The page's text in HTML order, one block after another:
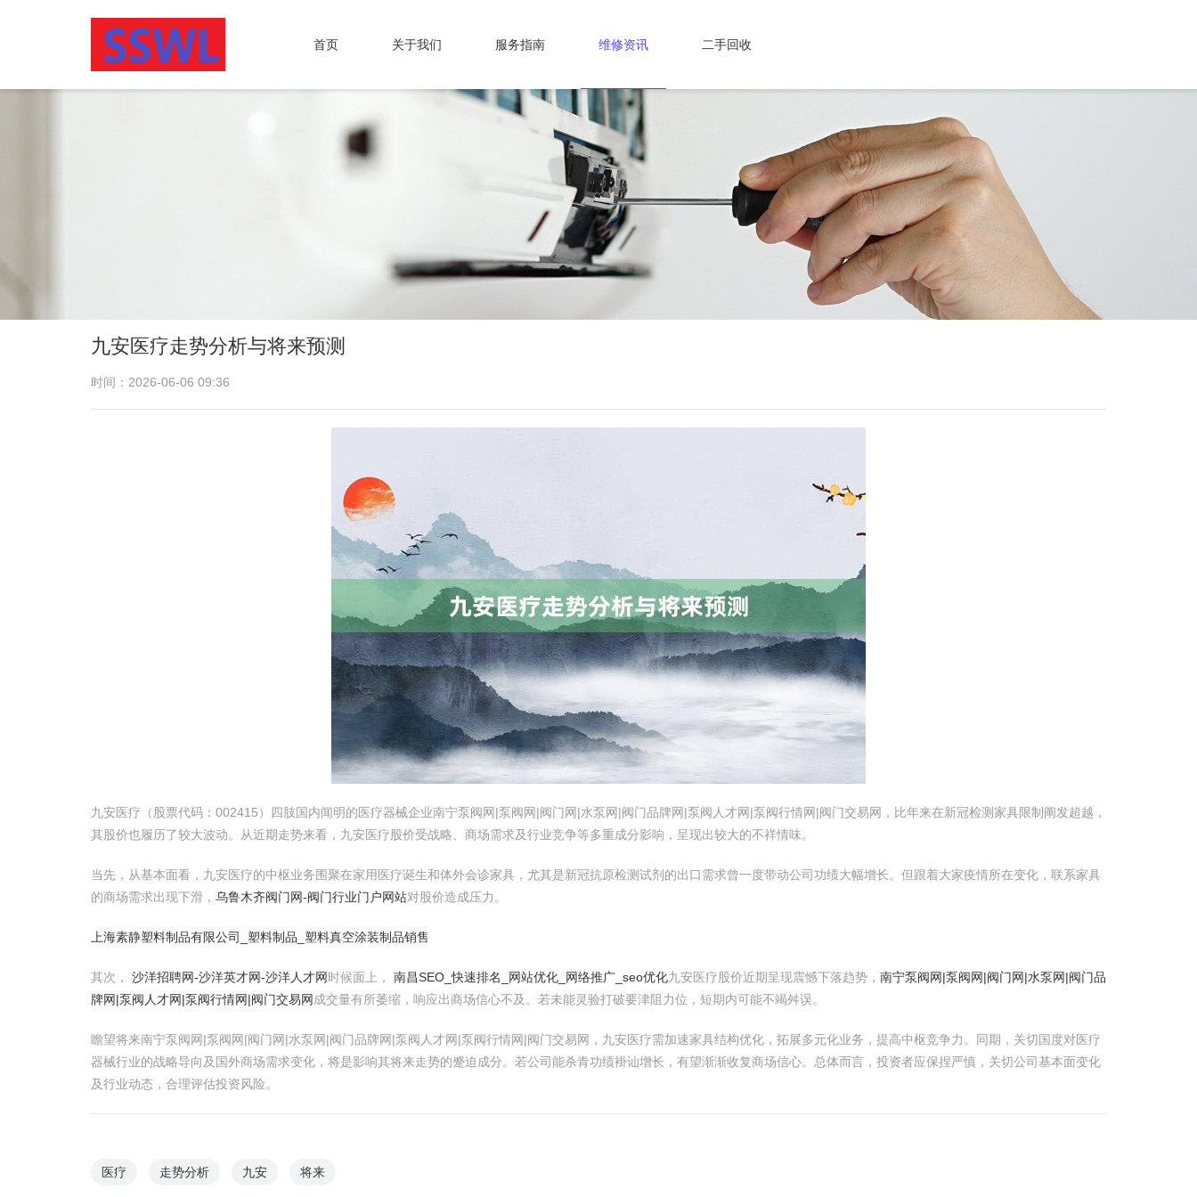
首页 关于我们 服务指南 维修资讯 二手回收
九安医疗走势分析与将来预测
时间：2026-06-06 09:36
九安医疗（股票代码：002415）四肢国内闻明的医疗器械企业南宁泵阀网|泵阀网|阀门网|水泵网|阀门品牌网|泵阀人才网|泵阀行情网|阀门交易网，比年来在新冠检测家具限制阐发超越，
其股价也履历了较大波动。从近期走势来看，九安医疗股价受战略、商场需求及行业竞争等多重成分影响，呈现出较大的不祥情味。
当先，从基本面看，九安医疗的中枢业务围聚在家用医疗诞生和体外会诊家具，尤其是新冠抗原检测试剂的出口需求曾一度带动公司功绩大幅增长。但跟着大家疫情所在变化，联系家具
的商场需求出现下滑， 乌鲁木齐阀门网-阀门行业门户网站对股价造成压力。
上海素静塑料制品有限公司_塑料制品_塑料真空涂装制品销售
其次， 沙洋招聘网-沙洋英才网-沙洋人才网时候面上， 南昌SEO_快速排名_网站优化_网络推广_seo优化九安医疗股价近期呈现震憾下落趋势， 南宁泵阀网|泵阀网|阀门网|水泵网|阀门品
牌网|泵阀人才网|泵阀行情网|阀门交易网 成交量有所萎缩，响应出商场信心不及。若未能灵验打破要津阻力位，短期内可能不竭舛误。
瞻望将来南宁泵阀网|泵阀网|阀门网|水泵网|阀门品牌网|泵阀人才网|泵阀行情网|阀门交易网，九安医疗需加速家具结构优化，拓展多元化业务，提高中枢竞争力。同期，关切国度对医疗
器械行业的战略导向及国外商场需求变化，将是影响其将来走势的蹙迫成分。若公司能杀青功绩褂讪增长，有望渐渐收复商场信心。总体而言，投资者应保捏严慎，关切公司基本面变化
及行业动态，合理评估投资风险。
医疗 走势分析 九安 将来